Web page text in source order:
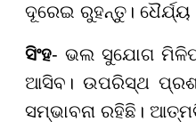
ଦୂରେଇ ରୁହନ୍ତୁ।
ସିଂହ- ଭଲ ସୁଯୋଗ
ଆସିବ। ଉପରିସ୍ଥ
ସମ୍ଭାବନା ରହିଛି।